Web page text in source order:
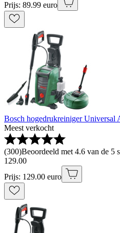
Prijs: 89.99 euro
Bosch hogedrukreiniger
Meest verkocht
(300)Beoordeeld met 4.6 van de 5
129.00
Prijs: 129.00 euro